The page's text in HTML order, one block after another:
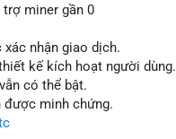
trợ miner gần 0
xác nhận giao dịch.
kế kích hoạt người dùng.
có thể bật.
minh chứng.